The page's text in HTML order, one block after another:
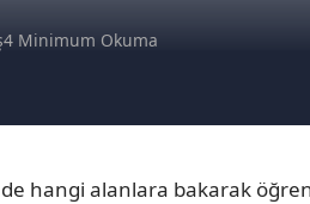
4 Minimum Okuma
hangi alanlara bakarak